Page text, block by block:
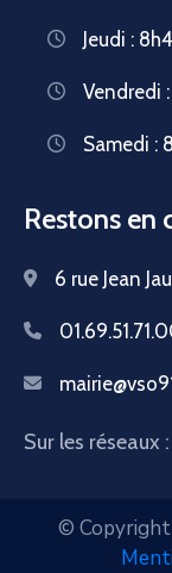
Jeudi :
Vendredi
Samedi :
Restons en
6 rue Jean
Sur les réseaux :
©